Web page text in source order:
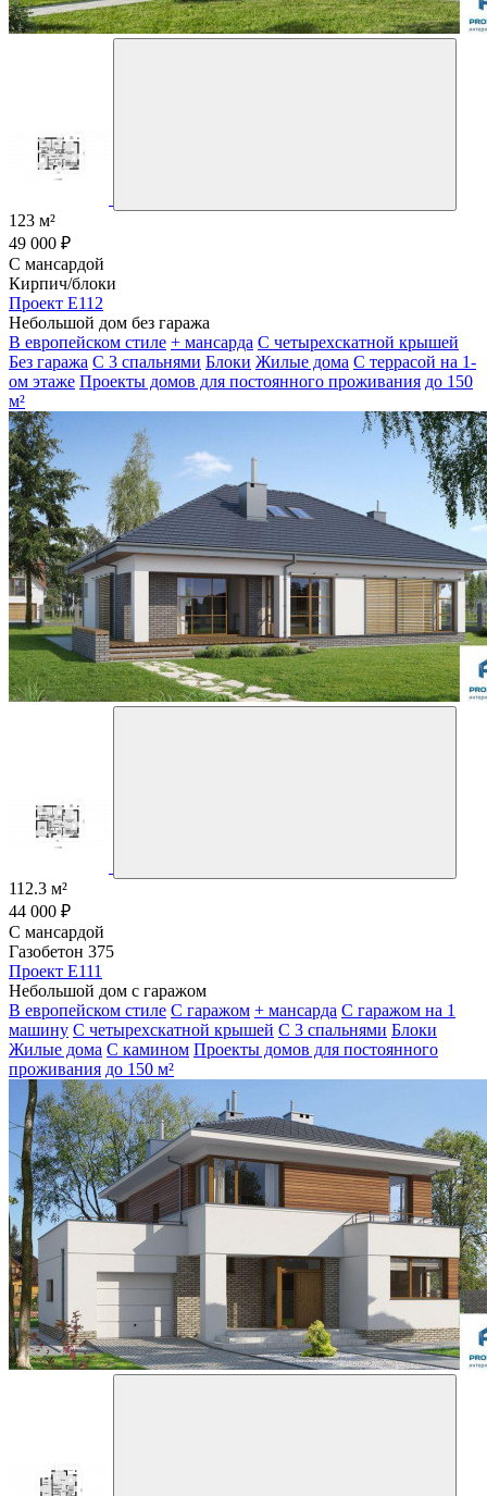
123 м²
49 000 ₽
С мансардой
Кирпич/блоки
Проект E112
Небольшой дом без гаража
В европейском стиле + мансарда С четырехскатной крышей
Без гаража С 3 спальнями Блоки Жилые дома С террасой на 1-
ом этаже Проекты домов для постоянного проживания до 150
м²
112.3 м²
44 000 ₽
С мансардой
Газобетон 375
Проект E111
Небольшой дом с гаражом
В европейском стиле С гаражом + мансарда С гаражом на 1
машину С четырехскатной крышей С 3 спальнями Блоки
Жилые дома С камином Проекты домов для постоянного
проживания до 150 м²